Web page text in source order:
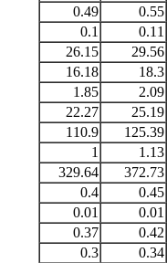
0.55
0.49
0.11
0.1
29.56
26.15
18.3
16.18
2.09
1.85
25.19
22.27
125.39
110.9
1.13
1
372.73
329.64
0.45
0.4
0.01
0.01
0.42
0.37
0.34
0.3